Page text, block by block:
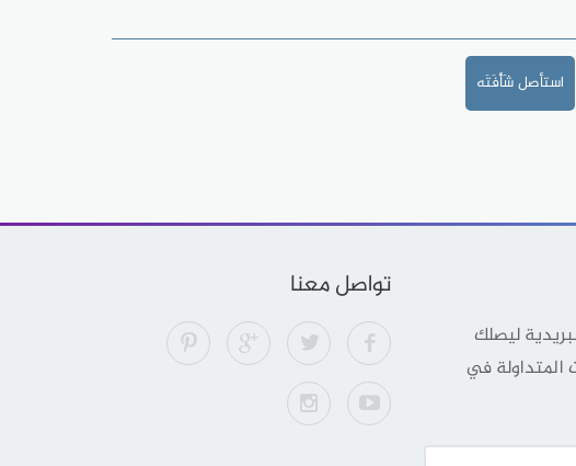
استأصل شَأْفَتَه
ليصلك
المتداولة في
تواصل معنا